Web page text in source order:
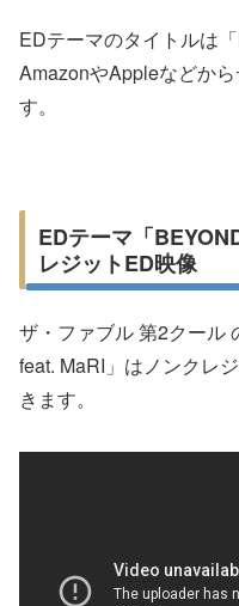
EDテーマのタイトルは「
AmazonやAppleなどか
す。
EDテーマ「
レジットED映像
ザ・ファブル 第2クール
feat. MaRI」はノンクレ
きます。